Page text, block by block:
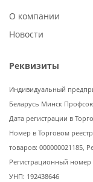
О компании
Новости
Реквизиты
Индивидуальный
Беларусь Минск
Дата регистрации в
Номер в Торговом
товаров: 000000021185,
Регистрационный номер
УНП: 192438646